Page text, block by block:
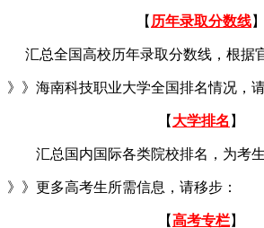
【 历年录取分数线】
汇总全国高校历年录取分数线，根据
》》海南科技职业大学全国排名情况，请
【 大学排名 】
汇总国内国际各类院校排名，为考
》》更多高考生所需信息，请移步：
【高考专栏】